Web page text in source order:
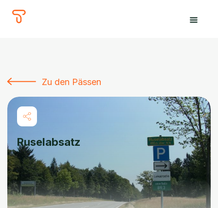
The
Tours
Zu den Pässen
Ruselabsatz